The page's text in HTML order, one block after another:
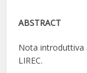
ABSTRACT
Nota introduttiva
LIREC.